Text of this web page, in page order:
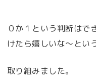
０か１という判断はで
けたら嬉しいな～とい
取り組みました。